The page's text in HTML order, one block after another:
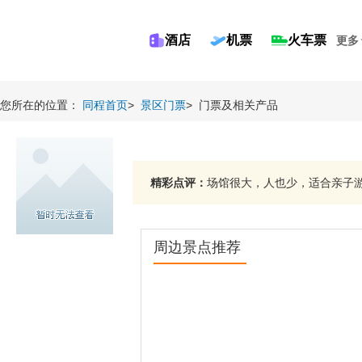
酒店 机票 火车票 更多
您所在的位置： 同程首页> 景区门票> 门票及相关产品
精彩点评： 场馆很大，人也少，适合亲子
周边景点推荐